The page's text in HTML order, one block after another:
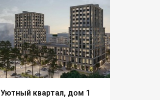
Уютный квартал, дом 1